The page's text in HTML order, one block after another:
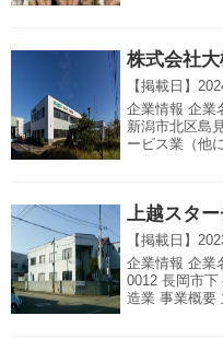
株式会社
【掲載日】
企業情報 企業
新潟市北区島
ービス業（他
上越スタ
【掲載日】
企業情報 企業
0012 長岡市
造業 事業概要